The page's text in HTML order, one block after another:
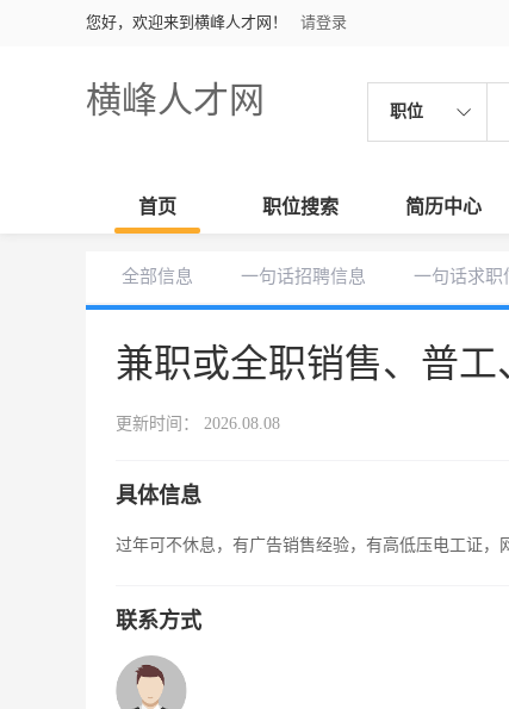
您好，欢迎来到横峰人才网！ 请登录
横峰人才网 职位
首页 职位搜索 简历中心
全部信息 一句话招聘信息 一句话求职
兼职或全职销售、普工
更新时间： 2026.08.08
具体信息
过年可不休息，有广告销售经验，有高低压电工证，
联系方式